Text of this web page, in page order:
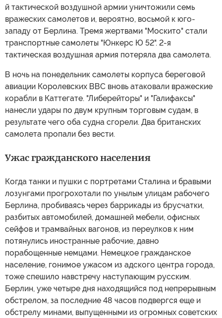
й тактической воздушной армии уничтожили семь
вражеских самолетов и, вероятно, восьмой к юго-
западу от Берлина. Тремя жертвами "Москито" стали
транспортные самолеты "Юнкерс Ю 52". 2-я
тактическая воздушная армия потеряла два самолета.
В ночь на понедельник самолеты корпуса береговой
авиации Королевских ВВС вновь атаковали вражеские
корабли в Каттегате. "Либерейторы" и "Галифаксы"
нанесли удары по двум крупным торговым судам, в
результате чего оба судна сгорели. Два британских
самолета пропали без вести.
Ужас гражданского населения
Когда танки и пушки с портретами Сталина и бравыми
лозунгами прогрохотали по унылым улицам рабочего
Берлина, пробиваясь через баррикады из брусчатки,
разбитых автомобилей, домашней мебели, офисных
сейфов и трамвайных вагонов, из переулков к ним
потянулись иностранные рабочие, давно
порабощенные немцами. Немецкое гражданское
население, гонимое ужасом из адского центра города,
тоже спешило навстречу наступающим русским.
Берлин, уже четыре дня находящийся под непрерывным
обстрелом, за последние 48 часов подвергся еще и
обстрелу минами, выпущенными из огромных советских